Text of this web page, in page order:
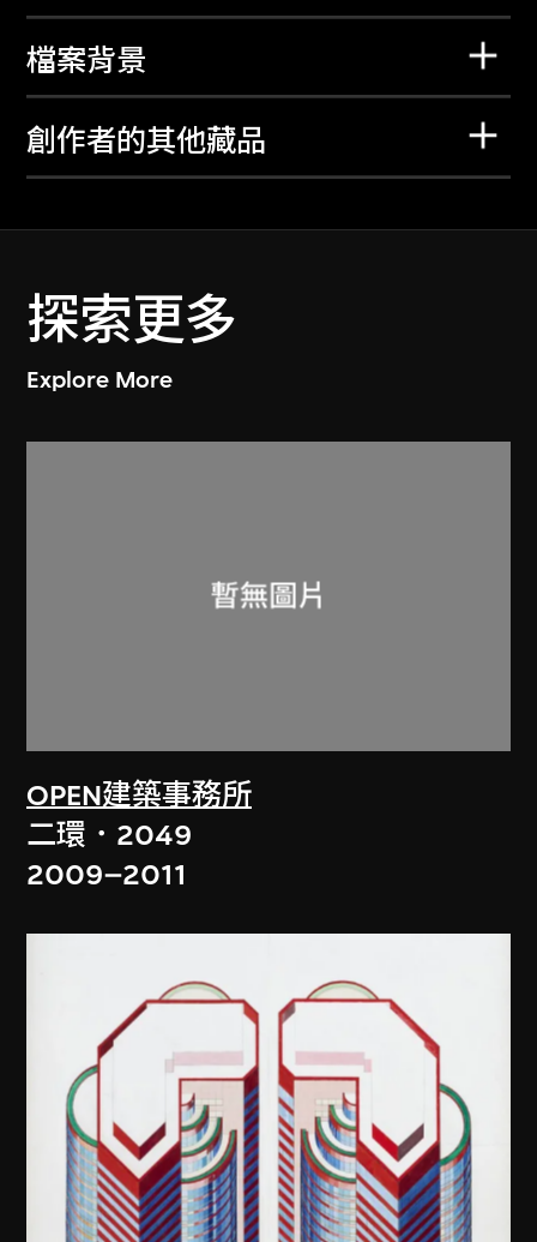
檔案背景
創作者的其他藏品
探索更多
Explore More
OPEN建築事務所
二環．2049
2009–2011